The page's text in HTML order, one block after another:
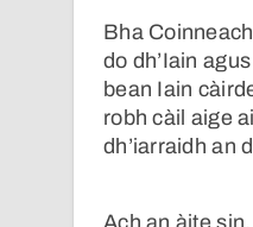
Bha
do dh’Iain
bean Iain
robh càil aige
dh’iarraidh an